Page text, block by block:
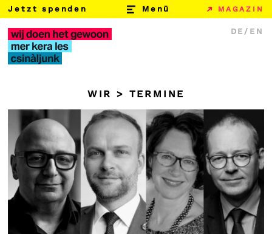
b​
m​
h​
Jetzt spenden Menü
DE/EN
MAGAZIN
WIR > TERMINE